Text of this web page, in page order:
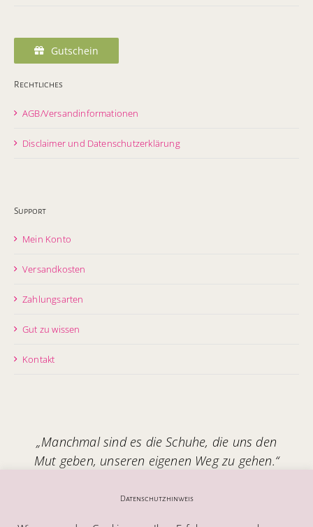
Gutschein
Rechtliches
AGB/Versandinformationen
Disclaimer und Datenschutzerklärung
Support
Mein Konto
Versandkosten
Zahlungsarten
Gut zu wissen
Kontakt
„Manchmal sind es die Schuhe, die uns den
Mut geben, unseren eigenen Weg zu gehen.“
Handgefertigt in Italien – mit Seele.
Datenschutzhinweis